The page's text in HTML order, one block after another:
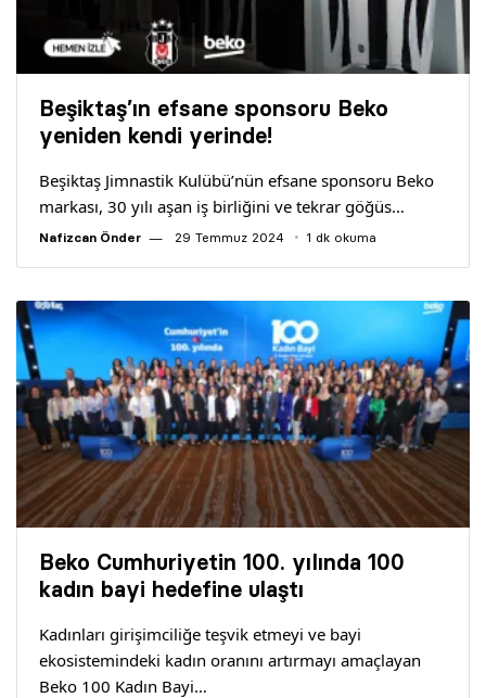
Beşiktaş’ın efsane sponsoru Beko
yeniden kendi yerinde!
Beşiktaş Jimnastik Kulübü’nün efsane sponsoru Beko
markası, 30 yılı aşan iş birliğini ve tekrar göğüs…
Nafizcan Önder 29 Temmuz 2024 1 dk okuma
Beko Cumhuriyetin 100. yılında 100
kadın bayi hedefine ulaştı
Kadınları girişimciliğe teşvik etmeyi ve bayi
ekosistemindeki kadın oranını artırmayı amaçlayan
Beko 100 Kadın Bayi…